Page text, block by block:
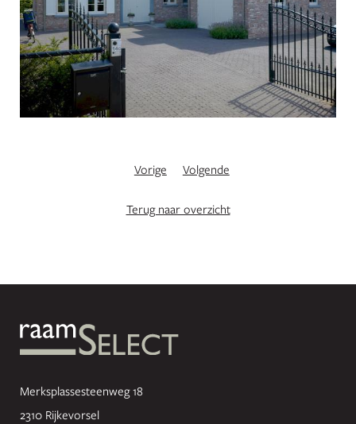
Vorige Volgende
Terug naar overzicht
Merksplassesteenweg 18
2310 Rijkevorsel